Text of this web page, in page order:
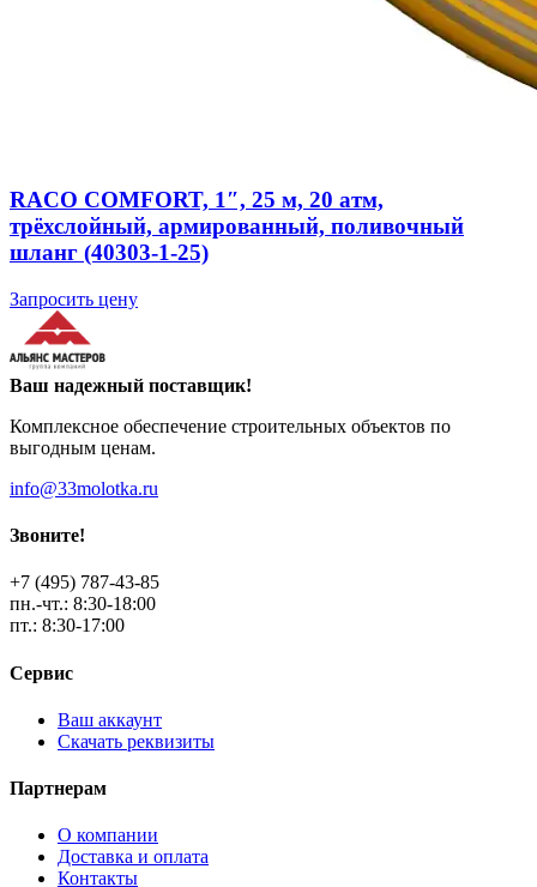
RACO COMFORT, 1″, 25 м, 20 атм,
трёхслойный, армированный, поливочный
шланг (40303-1-25)
Запросить цену
Ваш надежный поставщик!
Комплексное обеспечение строительных объектов по
выгодным ценам.
info@33molotka.ru
Звоните!
+7 (495) 787-43-85
пн.-чт.: 8:30-18:00
пт.: 8:30-17:00
Сервис
Ваш аккаунт
Скачать реквизиты
Партнерам
О компании
Доставка и оплата
Контакты